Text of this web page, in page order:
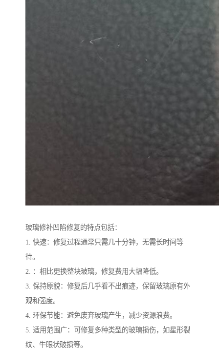
玻璃修补凹陷修复的特点包括：
1. 快速：修复过程通常只需几十分钟，无需长时间等
待。
2. ：相比更换整块玻璃，修复费用大幅降低。
3. 保持原貌：修复后几乎看不出痕迹，保留玻璃原有外
观和强度。
4. 环保节能：避免废弃玻璃产生，减少资源浪费。
5. 适用范围广：可修复多种类型的玻璃损伤，如星形裂
纹、牛眼状破损等。